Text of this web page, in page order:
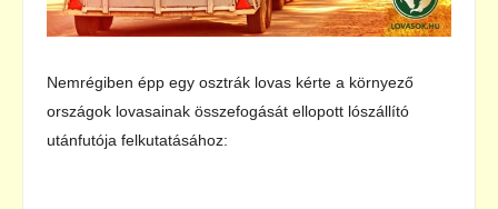
Nemrégiben épp egy osztrák lovas kérte a környező
országok lovasainak összefogását ellopott lószállító
utánfutója felkutatásához: